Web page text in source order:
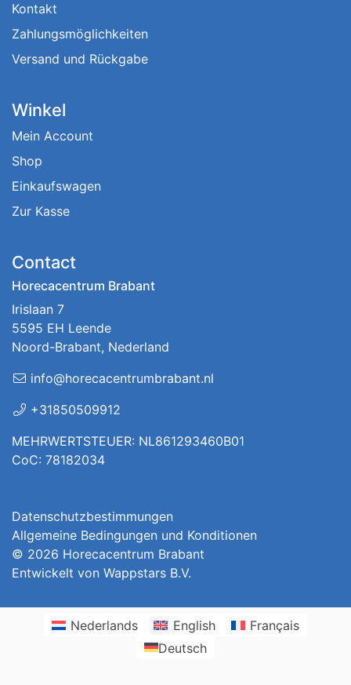
Kontakt
Zahlungsmöglichkeiten
Versand und Rückgabe
Winkel
Mein Account
Shop
Einkaufswagen
Zur Kasse
Contact
Horecacentrum Brabant
Irislaan 7
5595 EH Leende
Noord-Brabant, Nederland
info@horecacentrumbrabant.nl
+31850509912
MEHRWERTSTEUER: NL861293460B01
CoC: 78182034
Datenschutzbestimmungen
Allgemeine Bedingungen und Konditionen
© 2026 Horecacentrum Brabant
Entwickelt von Wappstars B.V.
Nederlands English
Français
Deutsch